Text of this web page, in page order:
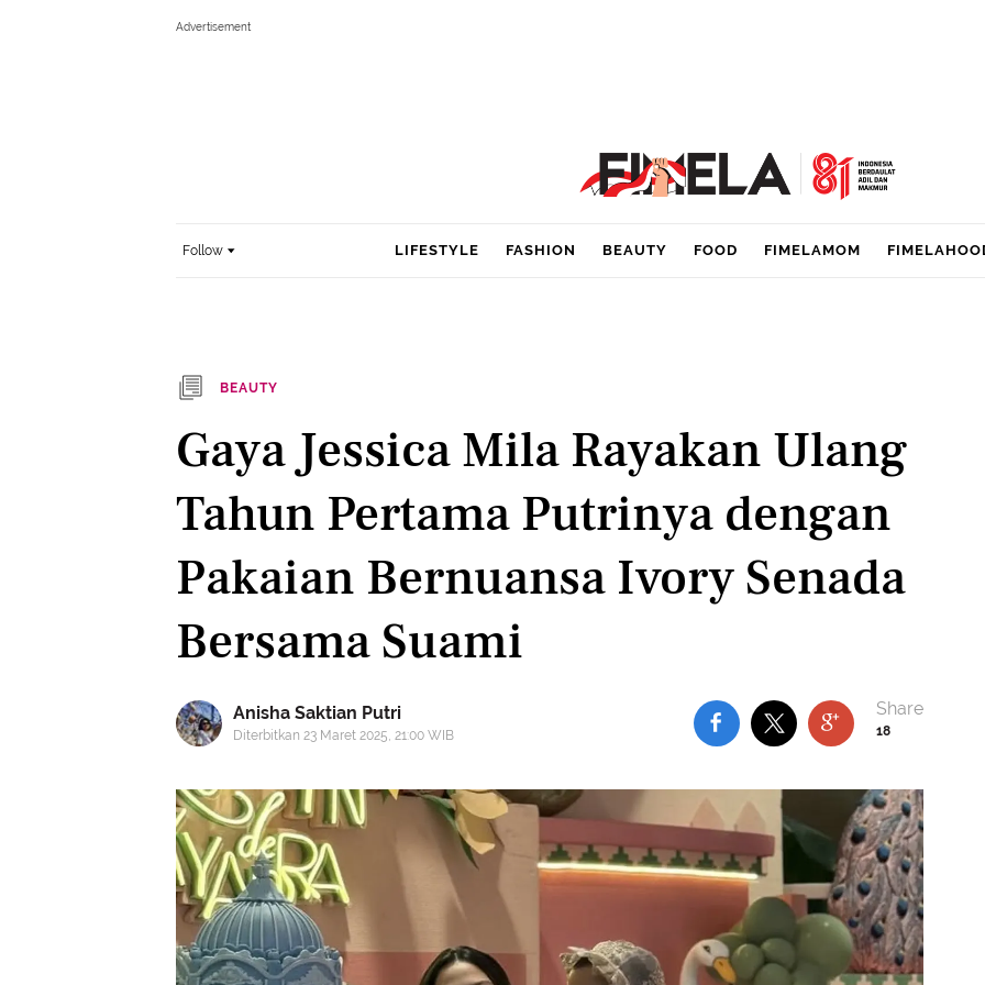
Follow LIFESTYLE FASHION BEAUTY FOOD FIMELAMOM
BEAUTY
Gaya Jessica Mila Rayakan Ulang
Tahun Pertama Putrinya dengan
Pakaian Bernuansa Ivory Senada
Bersama Suami
Anisha Saktian Putri
Diterbitkan 23 Maret 2025, 21:00 WIB 18